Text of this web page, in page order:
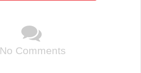
No Comments